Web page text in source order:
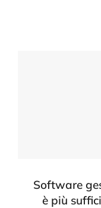
Software
è più